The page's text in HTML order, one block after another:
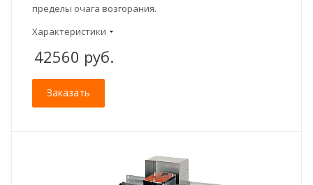
пределы очага возгорания.
Характеристики
42560 руб.
Заказать